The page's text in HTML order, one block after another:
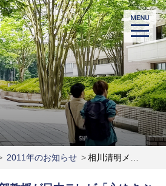
2011年のお知らせ >相川清明メディア学部教授が日本テレビ「心ゆさぶれ！先輩ＲＯＣＫＹＯＵ」に出演します